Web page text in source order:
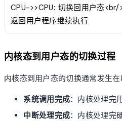
CPU->>CPU: 切换回用户态
返回用户程序继续执行
内核态到用户态的切换过程
内核态到用户态的切换通常发生在
系统调用完成：内核处理完
中断处理完成：内核处理完